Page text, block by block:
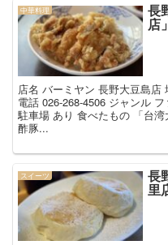
中華料理 長
店
店名 バーミヤン 長野大豆島店
電話 026-268-4506 ジャンル
駐車場 あり 食べたもの 「台
酢豚...
スイーツ 長
里